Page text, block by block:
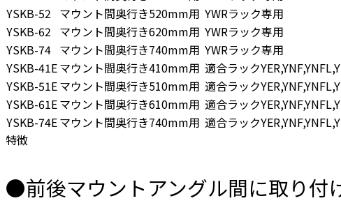
YSKB-52 マウント間奥行き520mm用 YWRラック専用
YSKB-62 マウント間奥行き620mm用 YWRラック専用
YSKB-74 マウント間奥行き740mm用 YWRラック専用
YSKB-41Eマウント間奥行き410mm用 適合ラック
YSKB-51Eマウント間奥行き510mm用 適合ラック
YSKB-61Eマウント間奥行き610mm用 適合ラック
YSKB-74Eマウント間奥行き740mm用 適合ラック
特徴
●前後マウントアングル間に取り付